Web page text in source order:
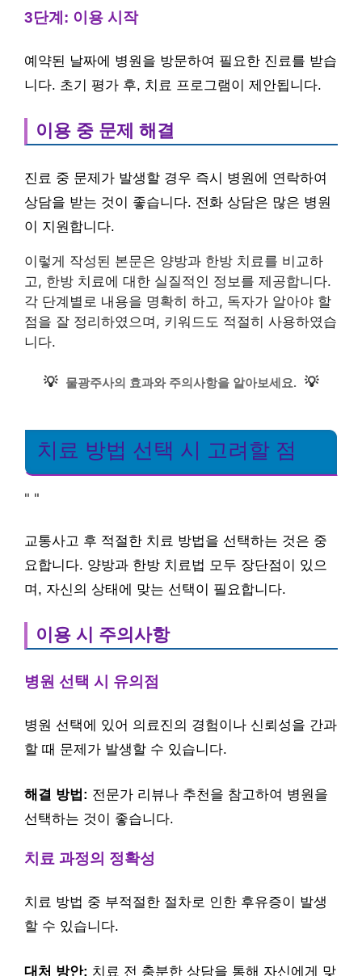
3단계: 이용 시작
예약된 날짜에 병원을 방문하여 필요한 진료를 받습
니다. 초기 평가 후, 치료 프로그램이 제안됩니다.
이용 중 문제 해결
진료 중 문제가 발생할 경우 즉시 병원에 연락하여
상담을 받는 것이 좋습니다. 전화 상담은 많은 병원
이 지원합니다.
이렇게 작성된 본문은 양방과 한방 치료를 비교하
고, 한방 치료에 대한 실질적인 정보를 제공합니다.
각 단계별로 내용을 명확히 하고, 독자가 알아야 할
점을 잘 정리하였으며, 키워드도 적절히 사용하였습
니다.
💡 물광주사의 효과와 주의사항을 알아보세요. 💡
치료 방법 선택 시 고려할 점
" "
교통사고 후 적절한 치료 방법을 선택하는 것은 중
요합니다. 양방과 한방 치료법 모두 장단점이 있으
며, 자신의 상태에 맞는 선택이 필요합니다.
이용 시 주의사항
병원 선택 시 유의점
병원 선택에 있어 의료진의 경험이나 신뢰성을 간과
할 때 문제가 발생할 수 있습니다.
해결 방법: 전문가 리뷰나 추천을 참고하여 병원을
선택하는 것이 좋습니다.
치료 과정의 정확성
치료 방법 중 부적절한 절차로 인한 후유증이 발생
할 수 있습니다.
대처 방안: 치료 전 충분한 상담을 통해 자신에게 맞